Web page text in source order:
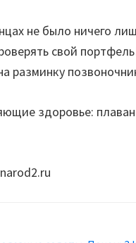
не было ничего
свой
разминку
здоровье: